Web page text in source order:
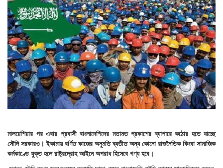
মালয়েশিয়ার পর এবার প্রবাসী বাংলাদেশিদের মতামত প্রকাশের ব্যাপারে কঠোর হতে যাচ্ছে
সৌদি সরকারও। ইকামায় বর্ণিত কাজের অনুমতি ব্যতীত অন্য কোনো রাজনৈতিক কিংবা সামাজিক
কর্মকাণ্ডে যুক্ত হলে রাষ্ট্রদ্রোহ আইনে অপরাধ হিসেবে গণ্য হবে।